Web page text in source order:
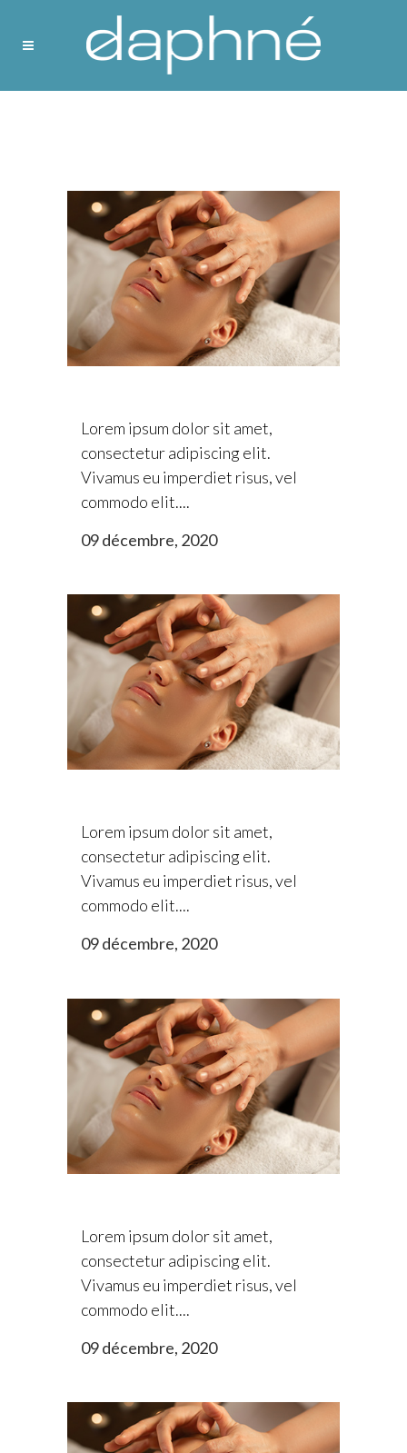
Lorem ipsum dolor sit amet,
consectetur adipiscing elit.
Vivamus eu imperdiet risus, vel
commodo elit....
09 décembre, 2020
Lorem ipsum dolor sit amet,
consectetur adipiscing elit.
Vivamus eu imperdiet risus, vel
commodo elit....
09 décembre, 2020
Lorem ipsum dolor sit amet,
consectetur adipiscing elit.
Vivamus eu imperdiet risus, vel
commodo elit....
09 décembre, 2020